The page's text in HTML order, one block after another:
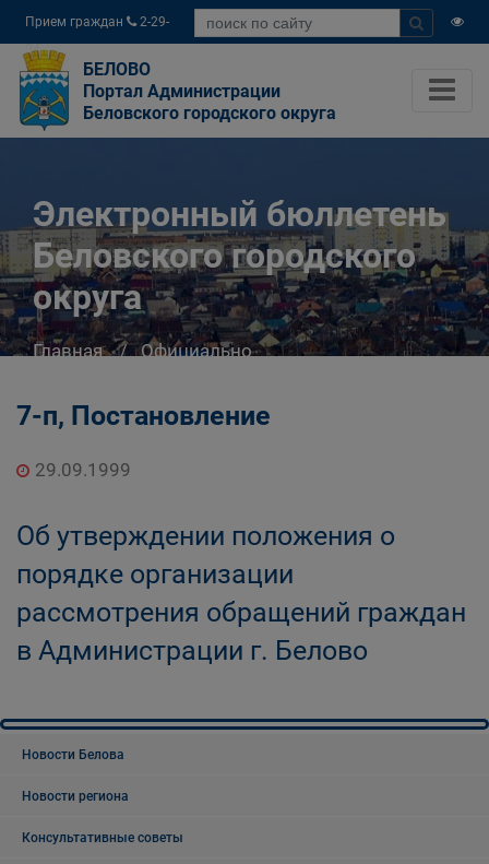
Прием граждан
2-29-
04
БЕЛОВО
Портал Администрации
Беловского городского округа
Электронный бюллетень
Беловского городского
округа
Главная
Официально
городского округа
7-п, Постановление
29.09.1999
Об утверждении положения о
порядке организации
рассмотрения обращений граждан
в Администрации г. Белово
Новости Белова
Новости региона
Консультативные советы